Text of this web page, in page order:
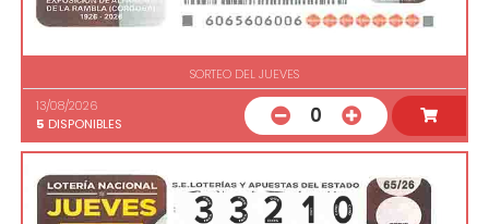
SORTEO DEL JUEVES
13/08/2026
5 DISPONIBLES 0